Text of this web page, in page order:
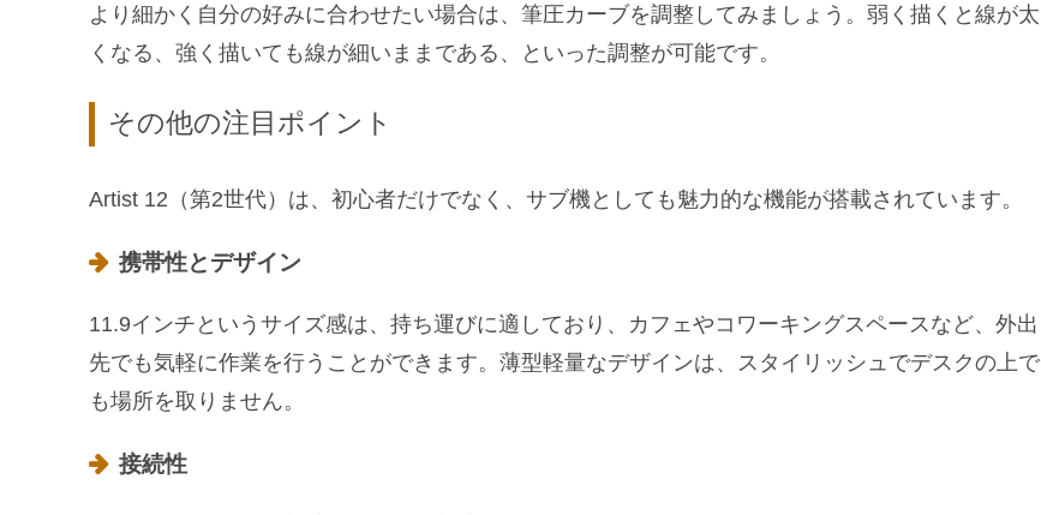
より細かく自分の好みに合わせたい場合は、筆圧カーブを調整してみましょう。弱く描くと線が太
くなる、強く描いても線が細いままである、といった調整が可能です。
その他の注目ポイント
Artist 12（第2世代）は、初心者だけでなく、サブ機としても魅力的な機能が搭載されています。
携帯性とデザイン
11.9インチというサイズ感は、持ち運びに適しており、カフェやコワーキングスペースなど、外出
先でも気軽に作業を行うことができます。薄型軽量なデザインは、スタイリッシュでデスクの上で
も場所を取りません。
接続性